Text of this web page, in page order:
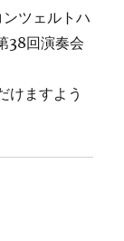
ツェルトハ
38回演奏会
けますよう